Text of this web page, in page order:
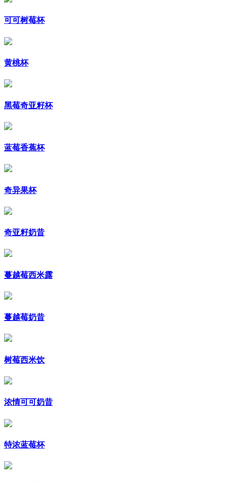
可可树莓杯
黄桃杯
黑莓奇亚籽杯
蓝莓香蕉杯
奇异果杯
奇亚籽奶昔
蔓越莓西米露
蔓越莓奶昔
树莓西米饮
浓情可可奶昔
特浓蓝莓杯